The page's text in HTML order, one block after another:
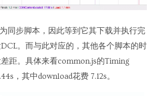
同步脚本，因此等到它其下载并执行完
。而与此对应的，其他各个脚本的时
距。具体来看common.js的Timing
，其中download花费 7.12s。